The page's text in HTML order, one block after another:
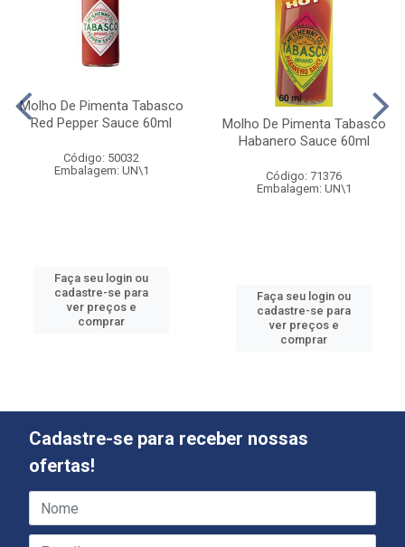
Molho De Pimenta Tabasco
Red Pepper Sauce 60ml
Código: 50032
Embalagem: UN\1
Faça seu login ou
cadastre-se para
ver preços e
comprar
Molho De Pimenta Tabasco
Habanero Sauce 60ml
Código: 71376
Embalagem: UN\1
Faça seu login ou
cadastre-se para
ver preços e
comprar
Cadastre-se para receber nossas
ofertas!